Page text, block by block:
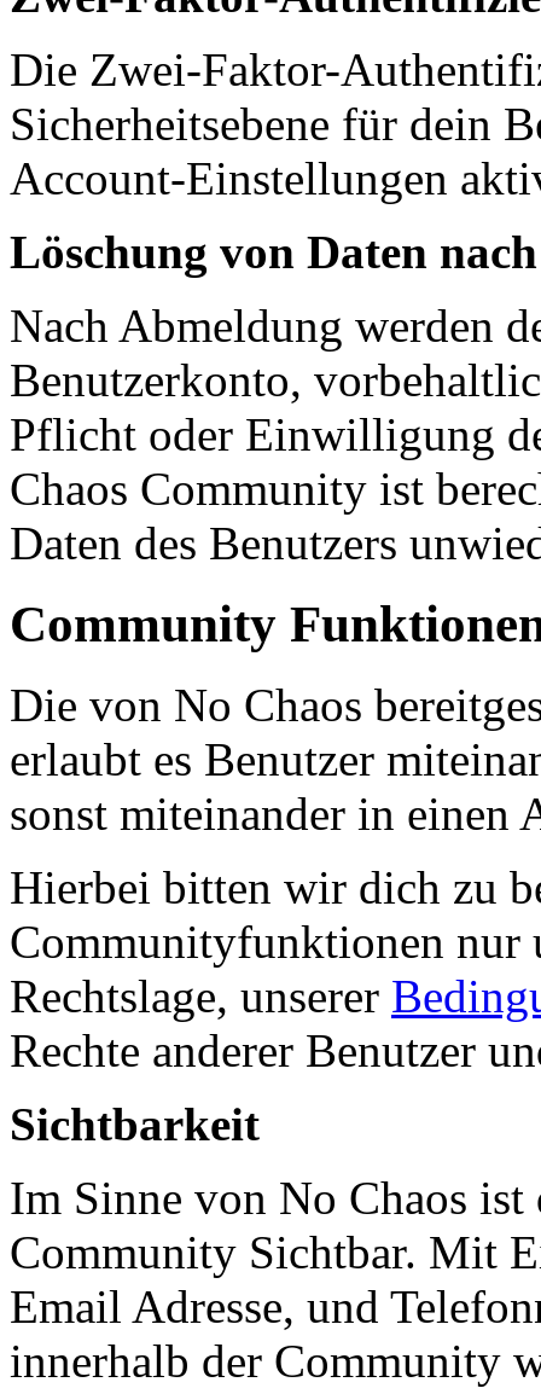
Die Zwei-Faktor-
Sicherheitsebene für dein
Account-Einstellungen
Löschung von Daten
Nach Abmeldung werden
Benutzerkonto,
Pflicht oder Einwilligung
Chaos Community ist
Daten des Benutzers
Community
Die von No Chaos
erlaubt es Benutzer
sonst miteinander in einen
Hierbei bitten wir dich zu
Communityfunktionen nur
Rechtslage, unserer
Rechte anderer Benutzer
Sichtbarkeit
Im Sinne von No Chaos
Community Sichtbar. Mit
Email Adresse, und
innerhalb der Community